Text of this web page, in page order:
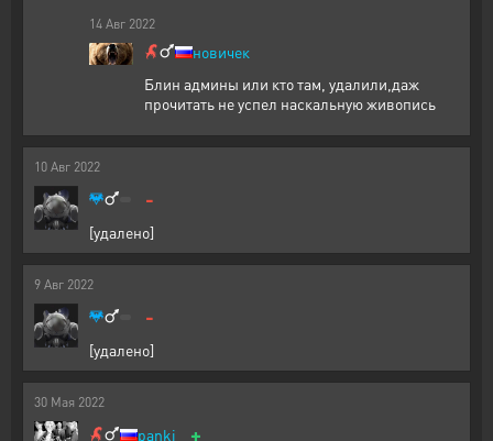
14 Авг 2022
новичек
Блин админы или кто там, удалили,даж
прочитать не успел наскальную живопись
10 Авг 2022
-
[удалено]
9 Авг 2022
-
[удалено]
30 Мая 2022
panki +